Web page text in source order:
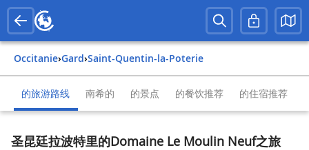
Occitanie› Gard› Saint-Quentin-la-Poterie
的旅游路线 南希的 的景点 的餐饮推荐 的住宿推荐
圣昆廷拉波特里的Domaine Le Moulin Neuf之旅